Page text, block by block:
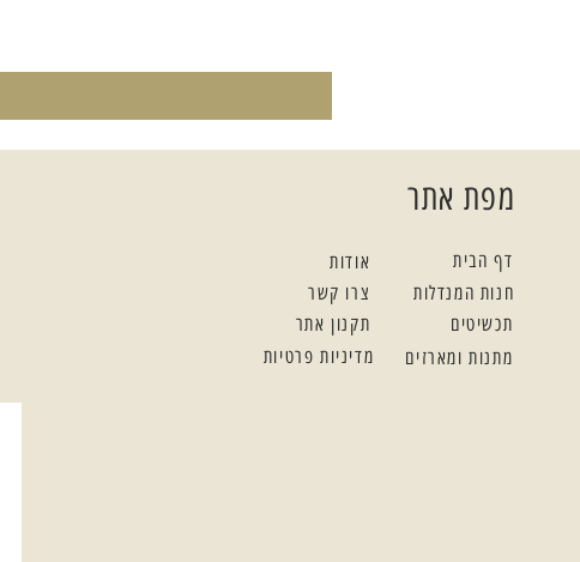
מפת אתר
דף הבית
אודות
חנות המנדלות
צרו קשר
תקנון אתר
תכשיטים
מדיניות פרטיות
מתנות ומארזים